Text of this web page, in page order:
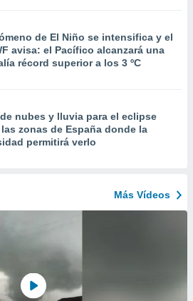
de El Niño se intensifica y el
avisa: el Pacífico alcanzará una
récord superior a los 3 ºC
nubes y lluvia para el eclipse
zonas de España donde la
permitirá verlo
Más Vídeos